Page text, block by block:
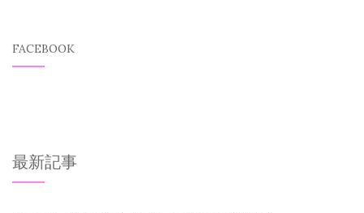
FACEBOOK
最新記事